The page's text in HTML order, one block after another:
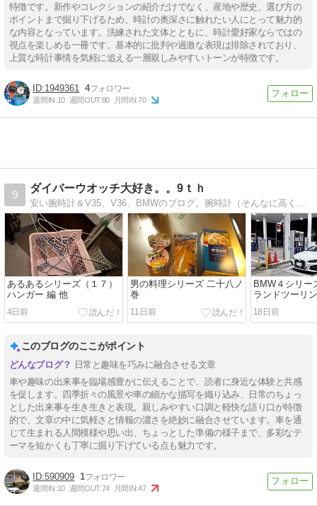
特徴です。新作やコレクションの紹介だけでなく、産地や歴史、選び方の
ポイントまで掘り下げるため、時計の奥深さに触れたい人にとって魅力的
な内容となっています。洗練された文体とともに、時計愛好家ならではの
視点を楽しめる一冊です。基本的に批判や過激な表現は排除されており、
上質な時計事情を気軽に追える一層親しみやすいトーンが特徴です。
1949361 4
週間IN:10 週間OUT:80 月間IN:70
9
ダイバーウオッチ大好き。。9ｔｈ
安い腕時計＆V35、V36、BMWのブログ。腕時計（そんなに高くないやつ）と、V35、V36、BMWが好きな人、集まれ。。。
あるあるシリーズ（１７）
ハンガー 編 他
4日前
男の料理シリーズ 二十八ノ
巻
11日前
BMW４シリー
ランドツーリ
GT編
18日前
このブログのここがポイント
日常と趣味を巧みに融合させる文章
車や趣味の出来事を臨場感豊かに伝えることで、読者に身近な体験と共感
を促します。四季折々の風景や車の細かな描写を織り込み、日常のちょっ
とした出来事を生き生きと表現。親しみやすい口調と軽快な語り口が特徴
的で、文章の中に気軽さと情報の濃さを絶妙に融合させています。車を通
じて生まれる人間模様や思い出、ちょっとした準備の様子まで、多彩なテ
ーマを短かくも丁寧に掘り下げている点も魅力です。
590909 1
週間IN:10 週間OUT:74 月間IN:47